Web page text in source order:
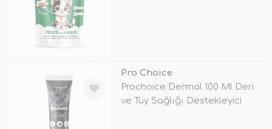
Pro Choice
Prochoice Dermal 100 Ml Deri
ve Tüy Sağlığı Destekleyici